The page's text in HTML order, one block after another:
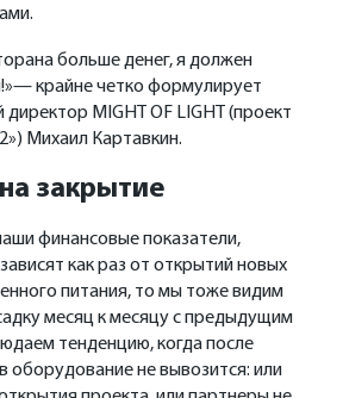
больше денег, я должен
крайне четко формулирует
директор MIGHT OF LIGHT (проект
Михаил Картавкин.
закрытие
финансовые показатели,
как раз от открытий новых
питания, то мы тоже видим
месяц к месяцу с предыдущим
тенденцию, когда после
оборудование не вывозится: или